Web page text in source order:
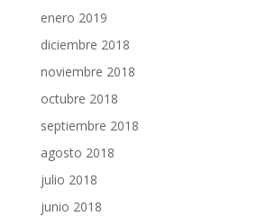
enero 2019
diciembre 2018
noviembre 2018
octubre 2018
septiembre 2018
agosto 2018
julio 2018
junio 2018